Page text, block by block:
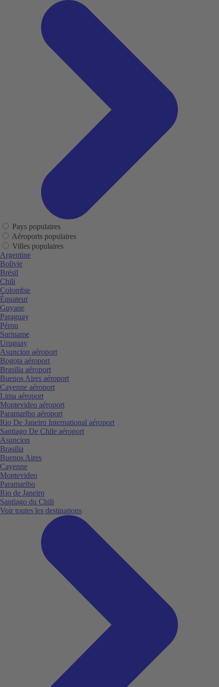
Pays populaires
Aéroports populaires
Villes populaires
Argentine
Bolivie
Brésil
Chili
Colombie
Équateur
Guyane
Paraguay
Pérou
Suriname
Uruguay
Asuncion aéroport
Bogota aéroport
Brasilia aéroport
Buenos Aires aéroport
Cayenne aéroport
Lima aéroport
Montevideo aéroport
Paramaribo aéroport
Rio De Janeiro International aéroport
Santiago De Chile aéroport
Asuncion
Brasilia
Buenos Aires
Cayenne
Montevideo
Paramaribo
Rio de Janeiro
Santiago du Chili
Voir toutes les destinations